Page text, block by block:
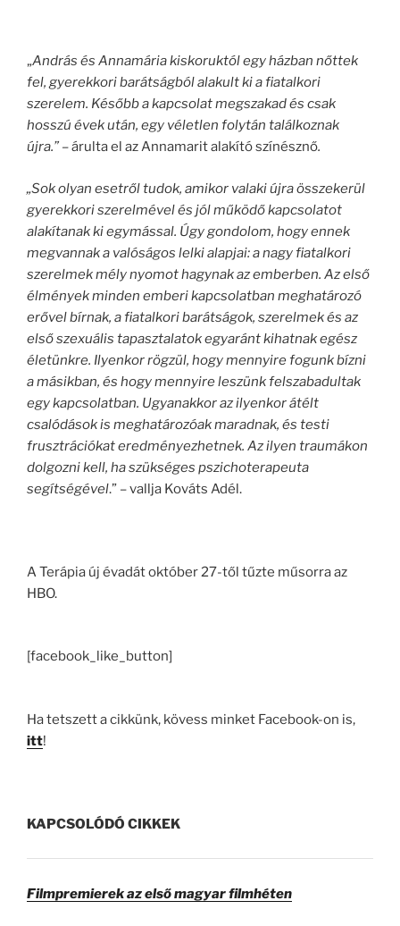
„András és Annamária kiskoruktól egy házban nőttek
fel, gyerekkori barátságból alakult ki a fiatalkori
szerelem. Később a kapcsolat megszakad és csak
hosszú évek után, egy véletlen folytán találkoznak
újra.” –árulta el az Annamarit alakító színésznő.
„Sok olyan esetről tudok, amikor valaki újra összekerül
gyerekkori szerelmével és jól működő kapcsolatot
alakítanak ki egymással. Úgy gondolom, hogy ennek
megvannak a valóságos lelki alapjai: a nagy fiatalkori
szerelmek mély nyomot hagynak az emberben. Az első
élmények minden emberi kapcsolatban meghatározó
erővel bírnak, a fiatalkori barátságok, szerelmek és az
első szexuális tapasztalatok egyaránt kihatnak egész
életünkre. Ilyenkor rögzül, hogy mennyire fogunk bízni
a másikban, és hogy mennyire leszünk felszabadultak
egy kapcsolatban. Ugyanakkor az ilyenkor átélt
csalódások is meghatározóak maradnak, és testi
frusztrációkat eredményezhetnek. Az ilyen traumákon
dolgozni kell, ha szükséges pszichoterapeuta
segítségével.” – vallja Kováts Adél.
A Terápia új évadát október 27-től tűzte műsorra az
HBO.
[facebook_like_button]
Ha tetszett a cikkünk, kövess minket Facebook-on is,
itt!
KAPCSOLÓDÓ CIKKEK
Filmpremierek az első magyar filmhéten